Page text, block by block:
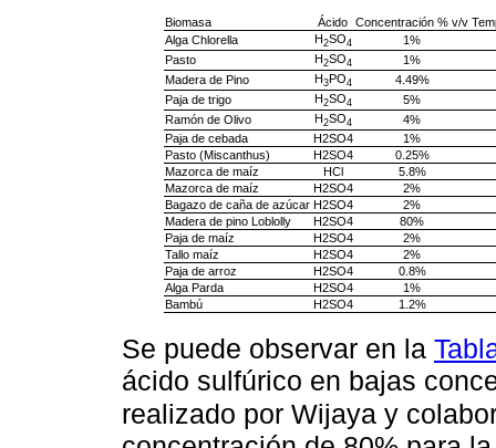
Biomasa Ácido Concentración % v/v
Alga Chlorella
H2SO4
1%
Pasto
H2SO4
1%
Madera de Pino
H3PO4
4.49%
Paja de trigo
H2SO4
5%
Ramón de Olivo
H2SO4
4%
Paja de cebada
H2SO4
1%
Pasto (Miscanthus)
H2SO4
0.25%
Mazorca de maíz
HCl
5.8%
Mazorca de maíz
H2SO4
2%
Bagazo de caña de azúcar H2SO4
2%
Madera de pino Loblolly
H2SO4
80%
Paja de maíz
H2SO4
2%
Tallo maíz
H2SO4
2%
Paja de arroz
H2SO4
0.8%
Alga Parda
H2SO4
1%
Bambú
H2SO4 1.2%
Se puede observar en la
ácido sulfúrico en bajas
realizado por Wijaya y